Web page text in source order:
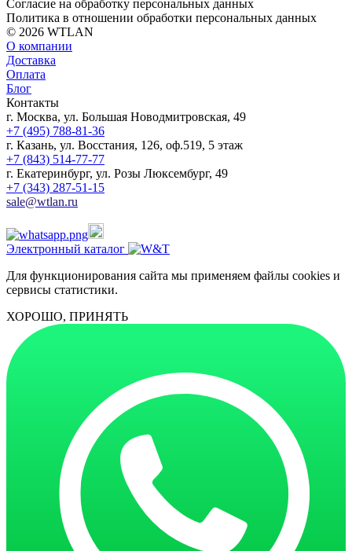
Согласие на обработку персональных данных
Политика в отношении обработки персональных данных
© 2026 WTLAN
О компании
Доставка
Оплата
Блог
Контакты
г. Москва, ул. Большая Новодмитровская, 49
+7 (495) 788-81-36
г. Казань, ул. Восстания, 126, оф.519, 5 этаж
+7 (843) 514-77-77
г. Екатеринбург, ул. Розы Люксембург, 49
+7 (343) 287-51-15
sale@wtlan.ru
Электронный каталог
Для функционирования сайта мы применяем файлы cookies и
сервисы статистики.
ХОРОШО, ПРИНЯТЬ